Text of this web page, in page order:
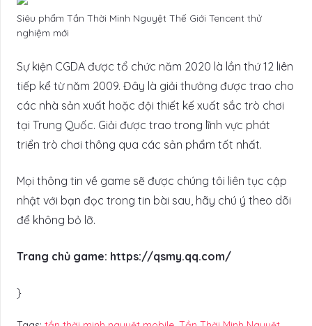
Siêu phẩm Tần Thời Minh Nguyệt Thế Giới Tencent thử
nghiệm mới
Sự kiện CGDA được tổ chức năm 2020 là lần thứ 12 liên
tiếp kể từ năm 2009. Đây là giải thưởng được trao cho
các nhà sản xuất hoặc đội thiết kế xuất sắc trò chơi
tại Trung Quốc. Giải được trao trong lĩnh vực phát
triển trò chơi thông qua các sản phẩm tốt nhất.
Mọi thông tin về game sẽ được chúng tôi liên tục cập
nhật với bạn đọc trong tin bài sau, hãy chú ý theo dõi
để không bỏ lỡ.
Trang chủ game: https://qsmy.qq.com/
}